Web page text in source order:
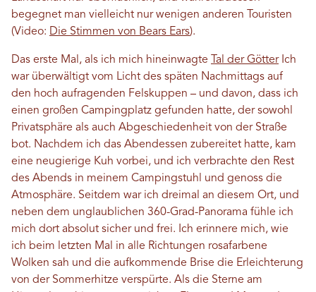
begegnet man vielleicht nur wenigen anderen Touristen
(Video: Die Stimmen von Bears Ears).
Das erste Mal, als ich mich hineinwagte Tal der GötterIch
war überwältigt vom Licht des späten Nachmittags auf
den hoch aufragenden Felskuppen – und davon, dass ich
einen großen Campingplatz gefunden hatte, der sowohl
Privatsphäre als auch Abgeschiedenheit von der Straße
bot. Nachdem ich das Abendessen zubereitet hatte, kam
eine neugierige Kuh vorbei, und ich verbrachte den Rest
des Abends in meinem Campingstuhl und genoss die
Atmosphäre. Seitdem war ich dreimal an diesem Ort, und
neben dem unglaublichen 360-Grad-Panorama fühle ich
mich dort absolut sicher und frei. Ich erinnere mich, wie
ich beim letzten Mal in alle Richtungen rosafarbene
Wolken sah und die aufkommende Brise die Erleichterung
von der Sommerhitze verspürte. Als die Sterne am